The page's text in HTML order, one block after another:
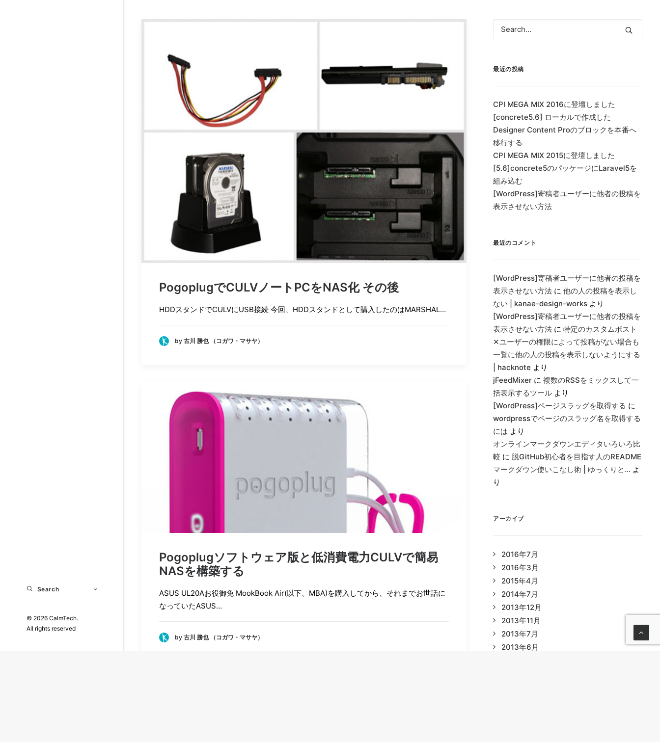
Search
© 2026 CalmTech.
All rights reserved
PogoplugでCULVノートPCをNAS化 その後
HDDスタンドでCULVにUSB接続 今回、HDDスタンドとして購入したのはMARSHAL…
by 古川 勝也 （コガワ・マサヤ）
Pogoplugソフトウェア版と低消費電力CULVで簡易
NASを構築する
ASUS UL20Aお役御免 MookBook Air(以下、MBA)を購入してから、それまでお世話に
なっていたASUS…
by 古川 勝也 （コガワ・マサヤ）
最近の投稿
CPI MEGA MIX 2016に登壇しました
[concrete5.6] ローカルで作成した
Designer Content Proのブロックを本番へ
移行する
CPI MEGA MIX 2015に登壇しました
[5.6]concrete5のパッケージにLaravel5を
組み込む
[WordPress]寄稿者ユーザーに他者の投稿を
表示させない方法
最近のコメント
[WordPress]寄稿者ユーザーに他者の投稿を
表示させない方法 に 他の人の投稿を表示し
ない | kanae-design-works より
[WordPress]寄稿者ユーザーに他者の投稿を
表示させない方法 に 特定のカスタムポスト
✕ユーザーの権限によって投稿がない場合も
一覧に他の人の投稿を表示しないようにする
| hacknote より
jFeedMixer に 複数のRSSをミックスして一
括表示するツール より
[WordPress]ページスラッグを取得する に
wordpressでページのスラッグ名を取得する
には より
オンラインマークダウンエディタいろいろ比
較 に 脱GitHub初心者を目指す人のREADME
マークダウン使いこなし術 | ゆっくりと… よ
り
アーカイブ
2016年7月
2016年3月
2015年4月
2014年7月
2013年12月
2013年11月
2013年7月
2013年6月